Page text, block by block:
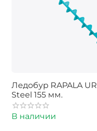
Ледобур RAPALA UR
Steel 155 мм.
В наличии